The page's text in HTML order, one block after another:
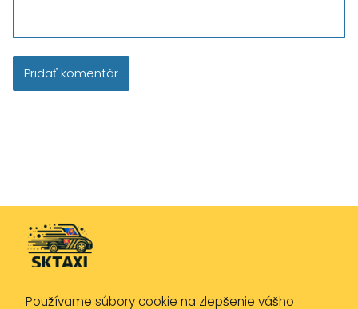
Používame súbory cookie na zlepšenie vášho